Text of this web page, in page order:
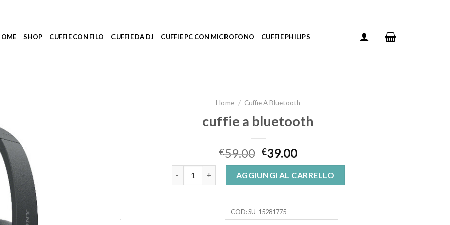
SHOP CUFFIE CON FILO CUFFIE DA DJ CUFFIE PC CON MICROFONO CUFFIE PHILIPS
Home / Cuffie A Bluetooth
cuffie a bluetooth
€59.00 €39.00
AGGIUNGI AL CARRELLO
COD:SU-15281775